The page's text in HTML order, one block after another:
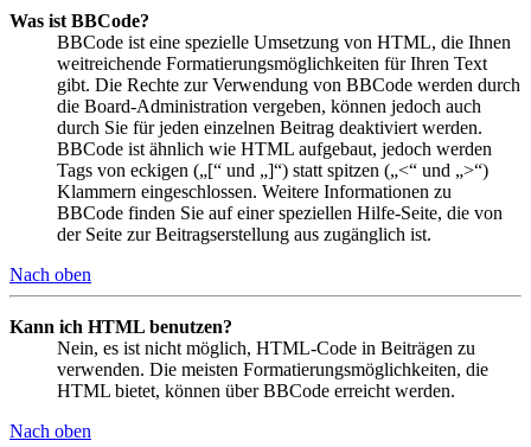
Was ist BBCode?
BBCode ist eine spezielle Umsetzung von HTML, die Ihnen
weitreichende Formatierungsmöglichkeiten für Ihren Text
gibt. Die Rechte zur Verwendung von BBCode werden durch
die Board-Administration vergeben, können jedoch auch
durch Sie für jeden einzelnen Beitrag deaktiviert werden.
BBCode ist ähnlich wie HTML aufgebaut, jedoch werden
Tags von eckigen („[“ und „]“) statt spitzen („<“ und „>“)
Klammern eingeschlossen. Weitere Informationen zu
BBCode finden Sie auf einer speziellen Hilfe-Seite, die von
der Seite zur Beitragserstellung aus zugänglich ist.
Nach oben
Kann ich HTML benutzen?
Nein, es ist nicht möglich, HTML-Code in Beiträgen zu
verwenden. Die meisten Formatierungsmöglichkeiten, die
HTML bietet, können über BBCode erreicht werden.
Nach oben